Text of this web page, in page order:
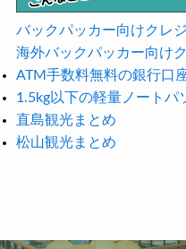
バックパッカー向けクレ
海外バックパッカー向け
ATM手数料無料の銀行口
1.5kg以下の軽量ノートパ
直島観光まとめ
松山観光まとめ